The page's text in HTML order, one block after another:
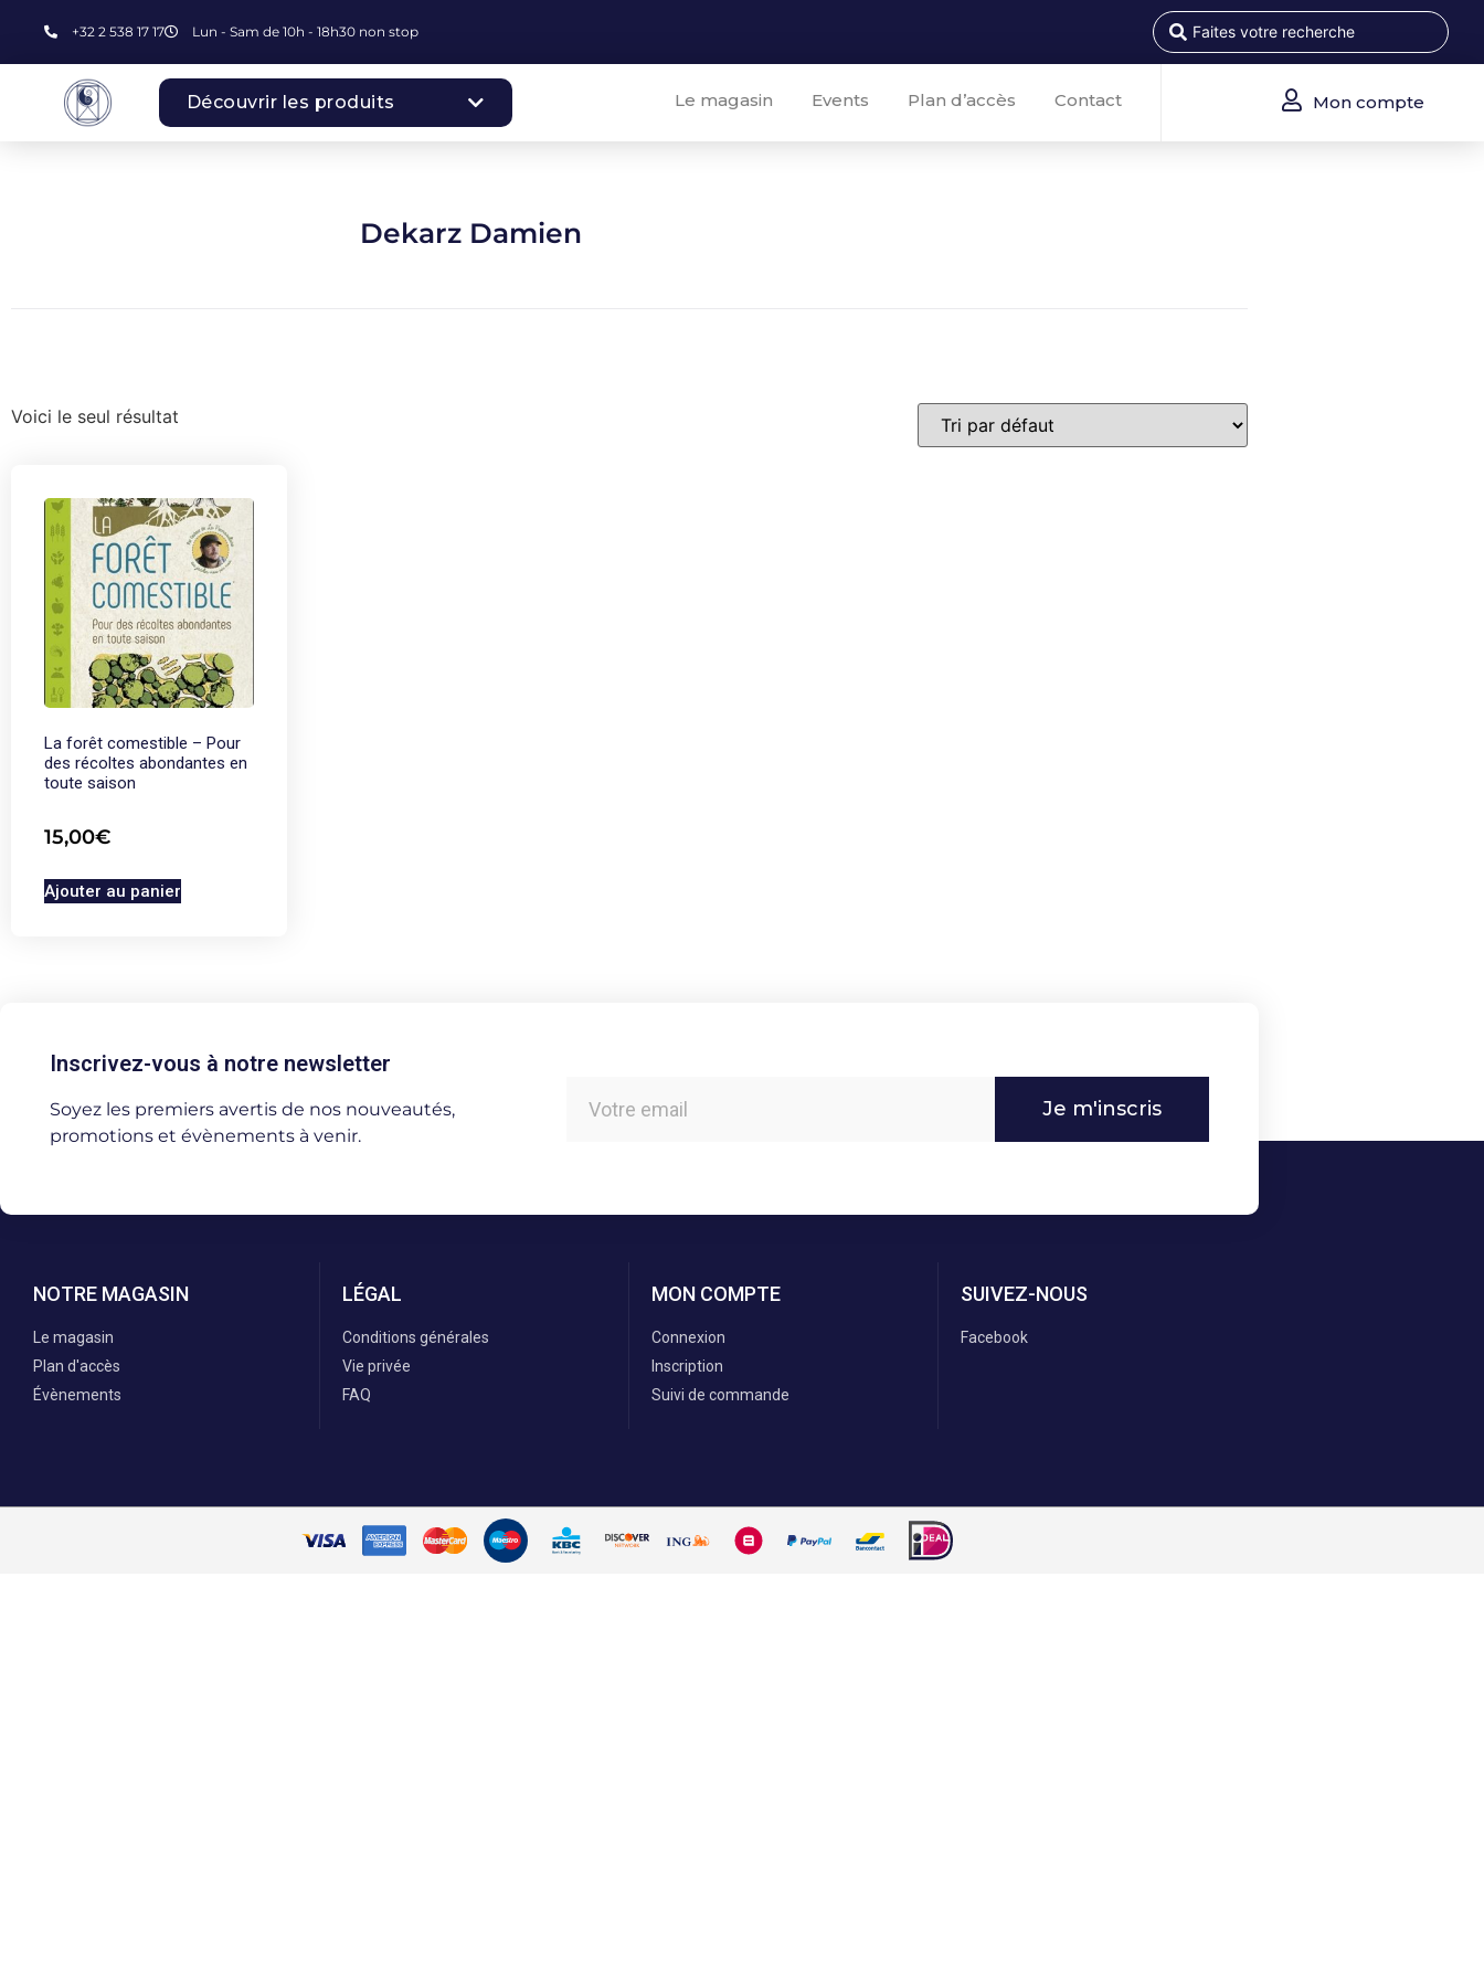
+32 2 538 17 17 Lun - Sam de 10h - 18h30 non stop
Découvrir les produits Le magasin Events Plan d’accès Contact Mon compte
Dekarz Damien
Voici le seul résultat
La forêt comestible – Pour
des récoltes abondantes en
toute saison
15,00€
Ajouter au panier
Inscrivez-vous à notre newsletter
Soyez les premiers avertis de nos nouveautés,
promotions et évènements à venir.
Je m'inscris
NOTRE MAGASIN
Le magasin
Plan d'accès
Évènements
LÉGAL
Conditions générales
Vie privée
FAQ
MON COMPTE
Connexion
Inscription
Suivi de commande
SUIVEZ-NOUS
Facebook